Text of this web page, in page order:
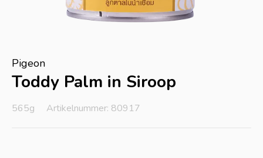
Pigeon
Toddy Palm in Siroop
565g Artikelnummer: 80917